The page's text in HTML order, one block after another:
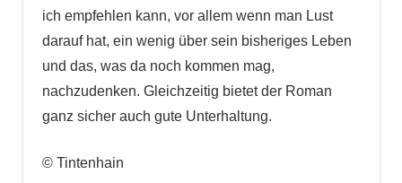
ich empfehlen kann, vor allem wenn man Lust
darauf hat, ein wenig über sein bisheriges Leben
und das, was da noch kommen mag,
nachzudenken. Gleichzeitig bietet der Roman
ganz sicher auch gute Unterhaltung.
© Tintenhain